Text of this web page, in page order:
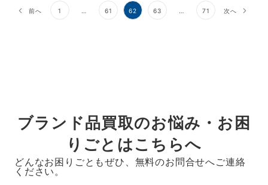
投
前へ 1 61 62 63 71 次へ
ブランド品買取のお悩み・お困
りごとはこちらへ
どんなお困りごともぜひ、無料のお問合せへご連絡
ください。